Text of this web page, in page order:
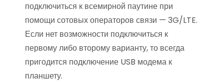
подключиться к всемирной паутине при
помощи сотовых операторов связи — 3G/LTE.
Если нет возможности подключиться к
первому либо второму варианту, то всегда
пригодится подключение USB модема к
планшету.